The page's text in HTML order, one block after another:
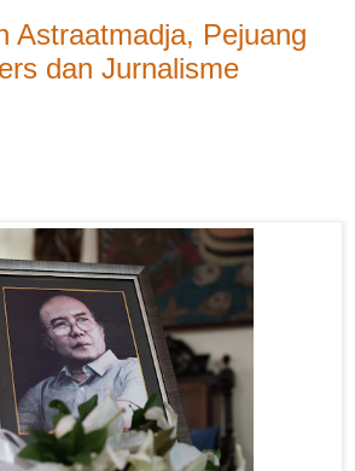
Astraatmadja, Pejuang
dan Jurnalisme